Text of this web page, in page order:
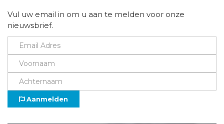
Vul uw email in om u aan te melden voor onze
nieuwsbrief.
Aanmelden